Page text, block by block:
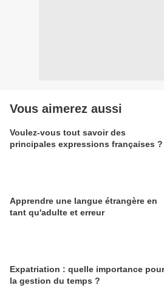
Vous aimerez aussi
Voulez-vous tout savoir des
principales expressions françaises ?
Apprendre une langue étrangère en
tant qu'adulte et erreur
Expatriation : quelle importance pour
la gestion du temps ?